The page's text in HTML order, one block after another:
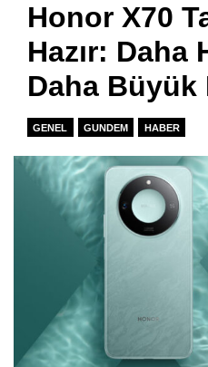
Honor X70
Hazır: Daha
Daha Büyük
GENEL GUNDEM HABER